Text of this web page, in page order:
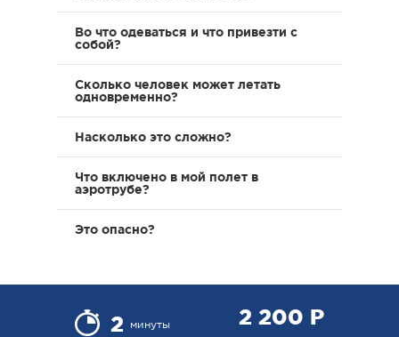
Во что одеваться и что привезти с
собой?
Сколько человек может летать
одновременно?
Насколько это сложно?
Что включено в мой полет в
аэротрубе?
Это опасно?
2 минуты 2 200 Р